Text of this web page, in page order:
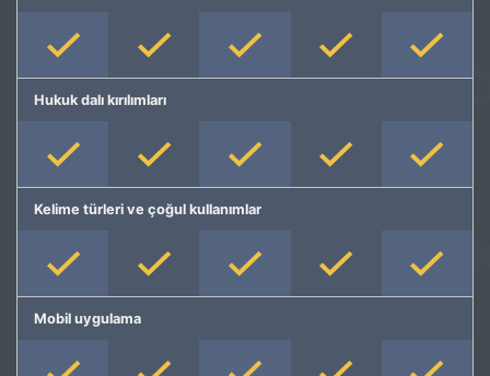
Hukuk dalı kırılımları
Kelime türleri ve çoğul kullanımlar
Mobil uygulama